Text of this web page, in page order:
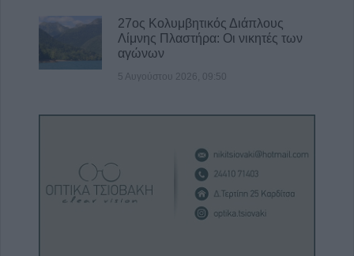
27ος Κολυμβητικός Διάπλους
Λίμνης Πλαστήρα: Οι νικητές των
αγώνων
5 Αυγούστου 2026, 09:50